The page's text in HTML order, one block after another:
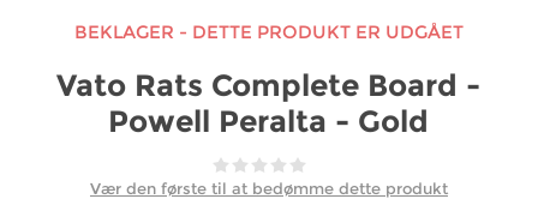
BEKLAGER - DETTE PRODUKT ER UDGÅET
Vato Rats Complete Board -
Powell Peralta - Gold
Vær den første til at bedømme dette produkt